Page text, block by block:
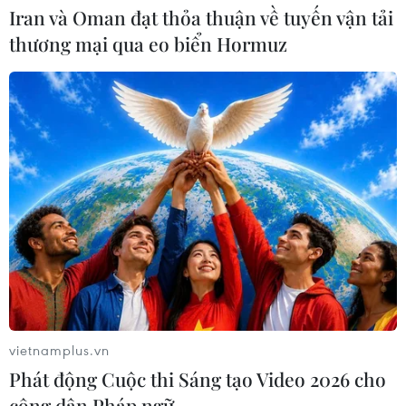
04/08/2026 04:48
gây rối trật tự công cộng của Khánh
Sky
04/08/2026 04:15
Tuyên Quang: Xử phạt đối tượng
phát ngôn xúc phạm, kỳ thị dân tộc
trên Facebook
03/08/2026 13:45
Xem thêm
Iran và Oman đạt thỏa thuận về tuyến vận tải
thương mại qua eo biển Hormuz
vietnamplus.vn
Phát động Cuộc thi Sáng tạo Video 2026 cho